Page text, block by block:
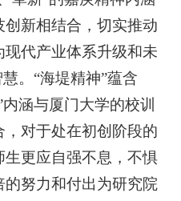
新相结合，切实推动
代产业体系升级和未
。“海堤精神”蕴含
涵与厦门大学的校训
对于处在初创阶段的
更应自强不息，不惧
的努力和付出为研究院